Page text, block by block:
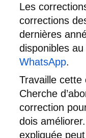
Les
corrections
dernières
disponibles au
WhatsApp.
Travaille cette
Cherche
correction
dois
expliquée